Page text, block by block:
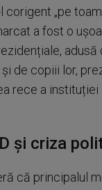
„pe
a fost o
adusă
de copiii lor,
rece a instituției
și criza
că principalul